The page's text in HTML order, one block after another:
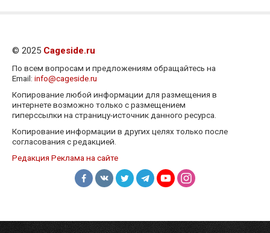
© 2025 Cageside.ru
По всем вопросам и предложениям обращайтесь на
Email: info@cageside.ru
Копирование любой информации для размещения в
интернете возможно только с размещением
гиперссылки на страницу-источник данного ресурса.
Копирование информации в других целях только после
согласования с редакцией.
Редакция Реклама на сайте